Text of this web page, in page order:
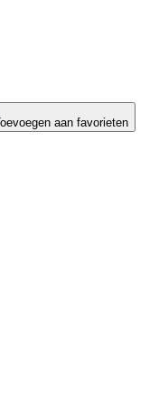
aan favorieten